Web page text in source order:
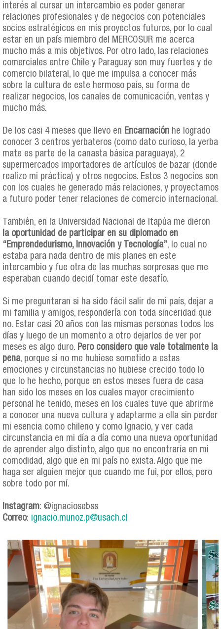
interés al cursar un intercambio es poder generar
relaciones profesionales y de negocios con potenciales
socios estratégicos en mis proyectos futuros, por lo cual
estar en un país miembro del MERCOSUR me acerca
mucho más a mis objetivos. Por otro lado, las relaciones
comerciales entre Chile y Paraguay son muy fuertes y de
comercio bilateral, lo que me impulsa a conocer más
sobre la cultura de este hermoso país, su forma de
realizar negocios, los canales de comunicación, ventas y
mucho más.
De los casi 4 meses que llevo en Encarnación he logrado
conocer 3 centros yerbateros (como dato curioso, la yerba
mate es parte de la canasta básica paraguaya), 2
supermercados importadores de artículos de bazar (donde
realizo mi práctica) y otros negocios. Estos 3 negocios son
con los cuales he generado más relaciones, y proyectamos
a futuro poder tener relaciones de comercio internacional.
También, en la Universidad Nacional de Itapúa me dieron
la oportunidad de participar en su diplomado en
“Emprendedurismo, Innovación y Tecnología”, lo cual no
estaba para nada dentro de mis planes en este
intercambio y fue otra de las muchas sorpresas que me
esperaban cuando decidí tomar este desafío.
Si me preguntaran si ha sido fácil salir de mi país, dejar a
mi familia y amigos, respondería con toda sinceridad que
no. Estar casi 20 años con las mismas personas todos los
días y luego de un momento a otro dejarlos de ver por
meses es algo duro. Pero considero que vale totalmente la
pena, porque si no me hubiese sometido a estas
emociones y circunstancias no hubiese crecido todo lo
que lo he hecho, porque en estos meses fuera de casa
han sido los meses en los cuales mayor crecimiento
personal he tenido, meses en los cuales tuve que abrirme
a conocer una nueva cultura y adaptarme a ella sin perder
mi esencia como chileno y como Ignacio, y ver cada
circunstancia en mi día a día como una nueva oportunidad
de aprender algo distinto, algo que no encontraría en mi
comodidad, algo que en mi país no exista. Algo que me
haga ser alguien mejor que cuando me fui, por ellos, pero
sobre todo por mí.
Instagram: @ignaciosebss
Correo: ignacio.munoz.p@usach.cl
ignacio_munoz_colalge.png